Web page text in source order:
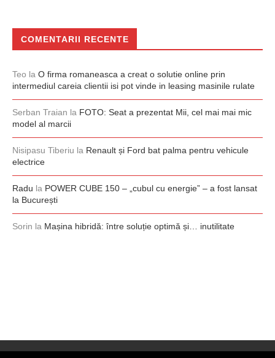
COMENTARII RECENTE
Teo la O firma romaneasca a creat o solutie online prin
intermediul careia clientii isi pot vinde in leasing masinile rulate
Serban Traian la FOTO: Seat a prezentat Mii, cel mai mai mic
model al marcii
Nisipasu Tiberiu la Renault și Ford bat palma pentru vehicule
electrice
Radu la POWER CUBE 150 – „cubul cu energie” – a fost lansat
la București
Sorin la Mașina hibridă: între soluție optimă și… inutilitate